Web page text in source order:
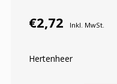
€2,72 Inkl. MwSt.
Hertenheer